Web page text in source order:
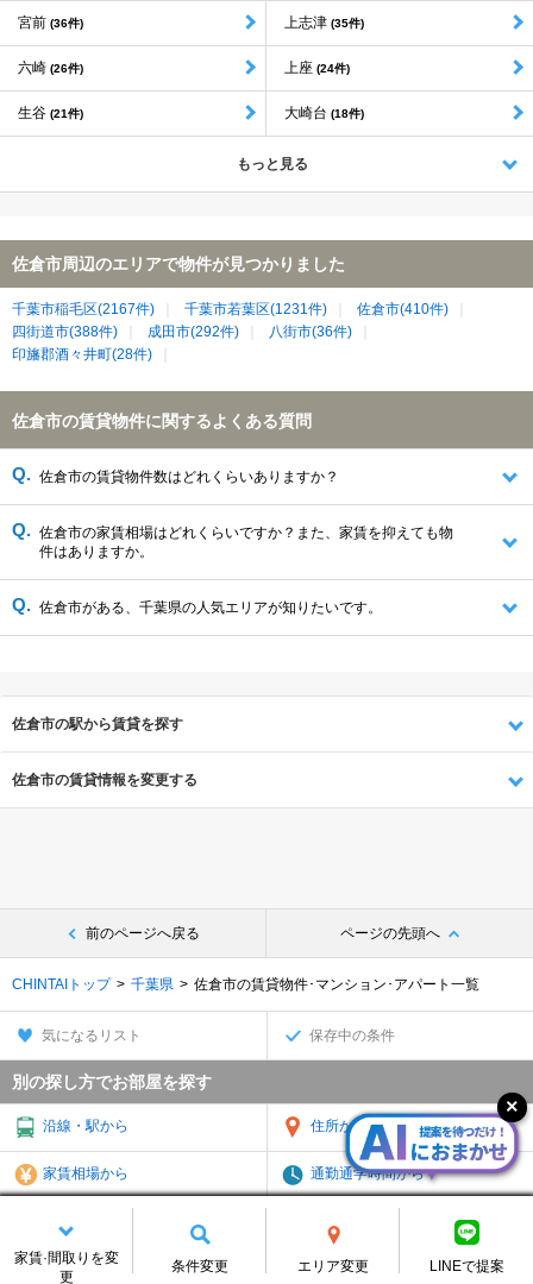
家賃·間取りを変
更
条件変更 エリア変更 LINEで提案
宮前 (36件) 上志津 (35件)
六崎 (26件) 上座 (24件)
生谷 (21件) 大崎台 (18件)
もっと見る
佐倉市周辺のエリアで物件が見つかりました
千葉市稲毛区(2167件) 千葉市若葉区(1231件)
佐倉市(410件)
四街道市(388件)
成田市(292件)
八街市(36件)
印旛郡酒々井町(28件)
佐倉市の賃貸物件に関するよくある質問
佐倉市の賃貸物件数はどれくらいありますか？
佐倉市の家賃相場はどれくらいですか？また、家賃を抑えても物
件はありますか。
佐倉市がある、千葉県の人気エリアが知りたいです。
佐倉市の駅から賃貸を探す
佐倉市の賃貸情報を変更する
前のページへ戻る ページの先頭へ
CHINTAIトップ 千葉県 佐倉市の賃貸物件･マンション･アパート一覧
気になるリスト 保存中の条件
別の探し方でお部屋を探す
沿線・駅から 住所から
家賃相場から 通勤通学時間から
スマートフォン パソコン